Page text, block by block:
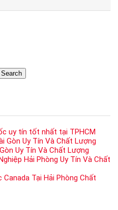
Search
uy tín tốt nhất tại TPHCM
Gòn Uy Tín Và Chất Lượng
Uy Tín Và Chất Lượng
Hải Phòng Uy Tín Và Chất
Tại Hải Phòng Chất